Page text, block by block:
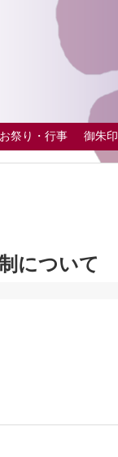
お祭り・行事 御朱印
について